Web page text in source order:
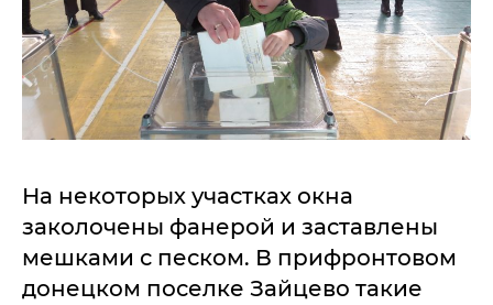
На некоторых участках окна
заколочены фанерой и заставлены
мешками с песком. В прифронтовом
донецком поселке Зайцево такие